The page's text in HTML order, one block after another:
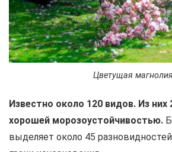
Цветущая магнолия
Известно около 120 видов. Из
хорошей морозоустойчивостью.
выделяет около 45